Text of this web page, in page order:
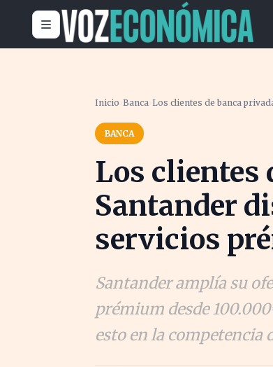
Inicio ›Banca›Los clientes de banca
BANCA
Los clientes
Santander
servicios
Santander amplía su
prémium desde
esto en la competencia